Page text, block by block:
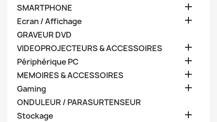
SMARTPHONE 
Ecran / Affichage 
GRAVEUR DVD
VIDEOPROJECTEURS & ACCESSOIRES

Périphérique PC 
MEMOIRES & ACCESSOIRES 
Gaming 
ONDULEUR / PARASURTENSEUR
Stockage
